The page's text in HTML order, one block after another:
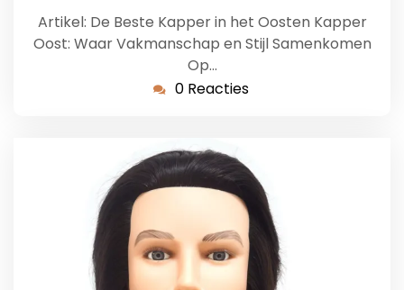
Artikel: De Beste Kapper in het Oosten Kapper
Oost: Waar Vakmanschap en Stijl Samenkomen
Op…
0 Reacties